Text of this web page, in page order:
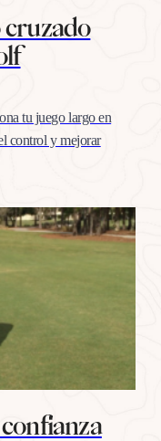
cruzado
tu juego largo en
control y mejorar